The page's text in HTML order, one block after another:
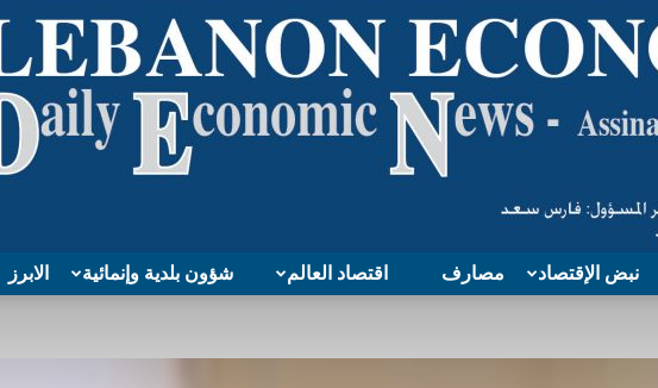
الابرز شؤون بلدية وإنمائية اقتصاد العالم مصارف نبض الإقتصاد